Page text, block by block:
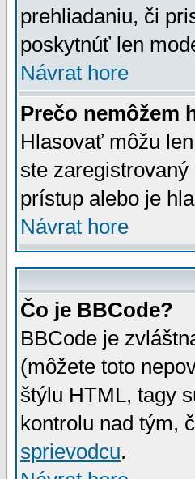
prehliadaniu, či
poskytnúť len
Návrat hore
Prečo nemôžem
Hlasovať môžu
ste
prístup alebo je
Návrat hore
Čo je BBCode?
BBCode je
(môžete toto
štýlu HTML, tagy
kontrolu nad tým,
sprievodcu.